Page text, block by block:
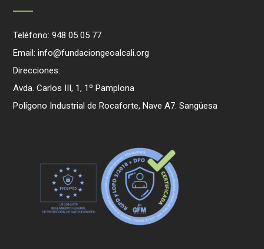
Teléfono: 948 05 05 77
Email: info@fundaciongeoalcali.org
Direcciones:
Avda. Carlos III, 1, 1º Pamplona
Polígono Industrial de Rocaforte, Nave A7. Sangüesa